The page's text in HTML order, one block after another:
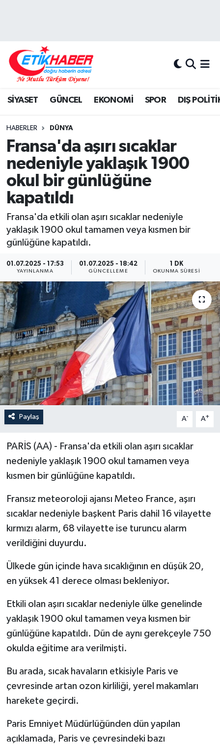
SİYASET GÜNCEL EKONOMİ SPOR DIŞ
HABERLER DÜNYA
Fransa'da aşırı sıcaklar
nedeniyle yaklaşık 1900
okul bir günlüğüne
kapatıldı
Fransa'da etkili olan aşırı sıcaklar nedeniyle
yaklaşık 1900 okul tamamen veya kısmen bir
günlüğüne kapatıldı.
01.07.2025 - 17:53
YAYINLANMA
01.07.2025 - 18:42
GÜNCELLEME
1 DK
OKUNMA SÜRESI
Paylaş A- A+
PARİS (AA) - Fransa'da etkili olan aşırı sıcaklar
nedeniyle yaklaşık 1900 okul tamamen veya
kısmen bir günlüğüne kapatıldı.
Fransız meteoroloji ajansı Meteo France, aşırı
sıcaklar nedeniyle başkent Paris dahil 16 vilayette
kırmızı alarm, 68 vilayette ise turuncu alarm
verildiğini duyurdu.
Ülkede gün içinde hava sıcaklığının en düşük 20,
en yüksek 41 derece olması bekleniyor.
Etkili olan aşırı sıcaklar nedeniyle ülke genelinde
yaklaşık 1900 okul tamamen veya kısmen bir
günlüğüne kapatıldı. Dün de aynı gerekçeyle 750
okulda eğitime ara verilmişti.
Bu arada, sıcak havaların etkisiyle Paris ve
çevresinde artan ozon kirliliği, yerel makamları
harekete geçirdi.
Paris Emniyet Müdürlüğünden dün yapılan
açıklamada, Paris ve çevresindeki bazı
DIŞ POLİTİKA
KÖŞE YAZILARI
KÜLTÜR-SANAT-MAGAZİN
MEDYA
ÖZEL HABER
RÖPORTAJLAR
SAĞLIK
SİYASET
GÜNCEL
SPOR
YAŞAM
Yerel
Hava Durumu
Tüm Manşetler
Son Dakika Haberleri
Haber Arşivi